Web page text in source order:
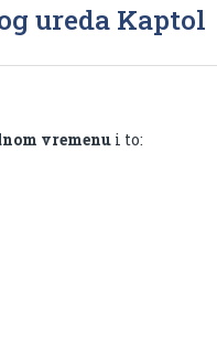
ureda Kaptol
vremenu i to: